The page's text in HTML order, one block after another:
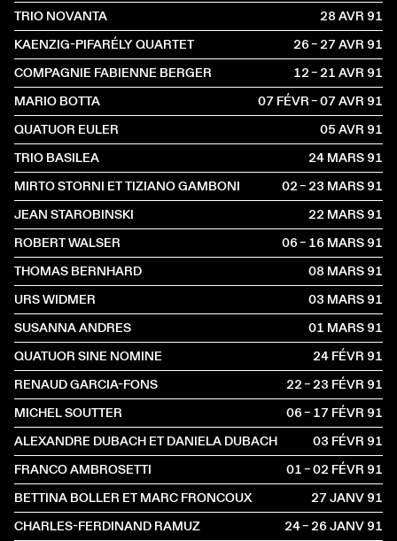
TRIO NOVANTA
28 AVR1991
KAENZIG-PIFARÉLY QUARTET
26 – 27 AVR1991
COMPAGNIE FABIENNE BERGER
12 – 21 AVR1991
MARIO BOTTA
07 FÉVR – 07 AVR1991
QUATUOR EULER
05 AVR1991
TRIO BASILEA
24 MARS1991
MIRTO STORNI ET TIZIANO GAMBONI
02 – 23 MARS1991
JEAN STAROBINSKI
22 MARS1991
ROBERT WALSER
06 – 16 MARS1991
THOMAS BERNHARD
08 MARS1991
URS WIDMER
03 MARS1991
SUSANNA ANDRES
01 MARS1991
QUATUOR SINE NOMINE
24 FÉVR1991
RENAUD GARCIA-FONS
22 – 23 FÉVR1991
MICHEL SOUTTER
06 – 17 FÉVR1991
ALEXANDRE DUBACH ET DANIELA DUBACH
03 FÉVR1991
FRANCO AMBROSETTI
01 – 02 FÉVR1991
BETTINA BOLLER ET MARC FRONCOUX
27 JANV1991
CHARLES-FERDINAND RAMUZ
24 – 26 JANV1991